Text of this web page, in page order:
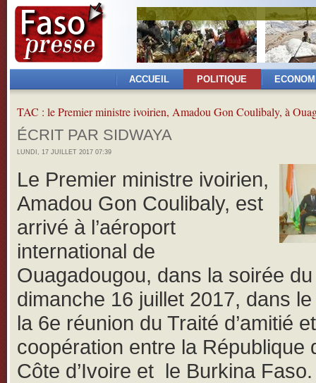
ACCUEIL POLITIQUE
TAC : le Premier ministre ivoirien, Amadou Gon Coulibaly, à
ÉCRIT PAR SIDWAYA
LUNDI, 17 JUILLET 2017 07:39
Le Premier ministre ivoirien,
Amadou Gon Coulibaly, est
arrivé à l’aéroport
international de
Ouagadougou, dans la soirée du
dimanche 16 juillet 2017, dans
la 6e réunion du Traité d’amitié
coopération entre la République
Côte d’Ivoire et le Burkina Faso.